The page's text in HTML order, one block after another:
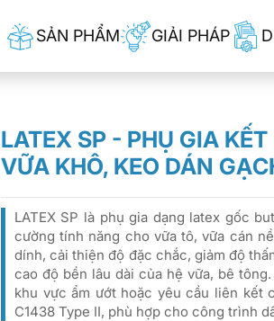
SẢN PHẨM GIẢI PHÁP
LATEX SP - PHỤ GIA
VỮA KHÔ, KEO DÁN
LATEX SP là phụ gia dạng latex gốc
cường tính năng cho vữa tô, vữa cán
dính, cải thiện độ đặc chắc, giảm độ
cao độ bền lâu dài của hệ vữa, bê
khu vực ẩm ướt hoặc yêu cầu liên kết
C1438 Type II, phù hợp cho công trình